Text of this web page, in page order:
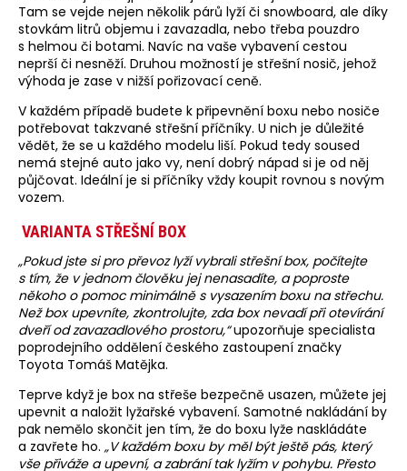
Tam se vejde nejen několik párů lyží či snowboard, ale díky
stovkám litrů objemu i zavazadla, nebo třeba pouzdro
s helmou či botami. Navíc na vaše vybavení cestou
neprší či nesněží. Druhou možností je střešní nosič, jehož
výhoda je zase v nižší pořizovací ceně.
V každém případě budete k připevnění boxu nebo nosiče
potřebovat takzvané střešní příčníky. U nich je důležité
vědět, že se u každého modelu liší. Pokud tedy soused
nemá stejné auto jako vy, není dobrý nápad si je od něj
půjčovat. Ideální je si příčníky vždy koupit rovnou s novým
vozem.
VARIANTA STŘEŠNÍ BOX
„Pokud jste si pro převoz lyží vybrali střešní box, počítejte
s tím, že v jednom člověku jej nenasadíte, a poproste
někoho o pomoc minimálně s vysazením boxu na střechu.
Než box upevníte, zkontrolujte, zda box nevadí při otevírání
dveří od zavazadlového prostoru,“upozorňuje specialista
poprodejního oddělení českého zastoupení značky
Toyota Tomáš Matějka.
Teprve když je box na střeše bezpečně usazen, můžete jej
upevnit a naložit lyžařské vybavení. Samotné nakládání by
pak nemělo skončit jen tím, že do boxu lyže naskládáte
a zavřete ho. „V každém boxu by měl být ještě pás, který
vše přiváže a upevní, a zabrání tak lyžím v pohybu. Přesto